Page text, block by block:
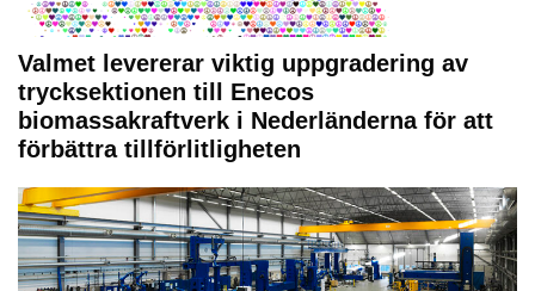
Valmet levererar viktig uppgradering av
trycksektionen till Enecos
biomassakraftverk i Nederländerna för att
förbättra tillförlitligheten